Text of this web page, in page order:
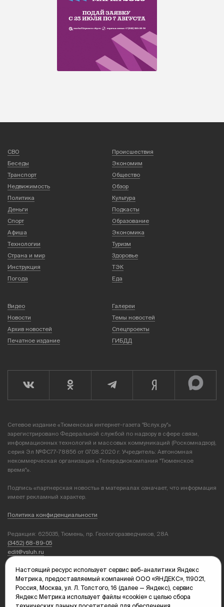
СВО
Происшествия
Беседы
Экономим
Транспорт
Общество
Недвижимость
Обзор
Политика
Культура
Деньги
Подкасты
Спорт
Образование
Афиша
Экономика
Технологии
Туризм
Страна и мир
Здоровье
Инструкция
ТЭК
Погода
Еда
Видео
Галереи
Новости
Темы новостей
Архив новостей
Спецпроекты
Печатное издание
ГИБДД
Сетевое издание «Тюменская интернет-газета "Вслух.ру"»
зарегистрировано Федеральной службой по надзору в сфере связи,
информационных технологий и массовых коммуникаций (Роскомнадзор),
серия Эл №ФС77-78856 от 07.08.2020 г. Учредитель: Автономная
некоммерческая организация «Телерадиокомпания "Тюменское
время"».
Подпись «партнерская новость» в материалах означает, что информация
имеет рекламный характер.
Политика конфиденциальности
Редакция: 625035, Тюмень, пр. Геологоразведчиков, 28А
(3452) 68-89-05
edit@vsluh.ru
Главный редактор: Панкина Т.Ю.
kika@vsluh.ru
По вопросам рекламы:
Настоящий ресурс использует сервис веб-аналитики Яндекс
Метрика, предоставляемый компанией ООО «ЯНДЕКС», 119021,
Россия, Москва, ул. Л. Толстого, 16 (далее — Яндекс), сервис
Яндекс Метрика использует файлы «cookie» с целью сбора